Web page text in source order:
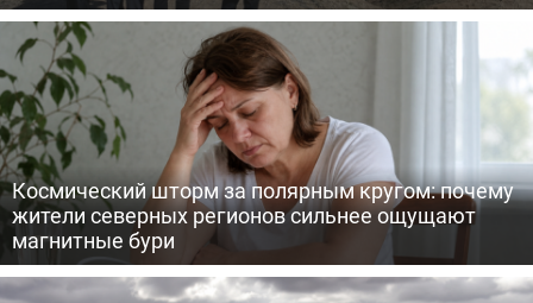
Космический шторм за полярным кругом: почему
жители северных регионов сильнее ощущают
магнитные бури